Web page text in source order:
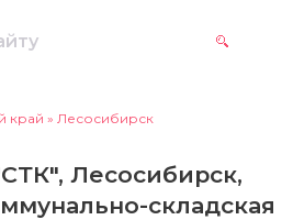
край » Лесосибирск
Лесосибирск,
складская